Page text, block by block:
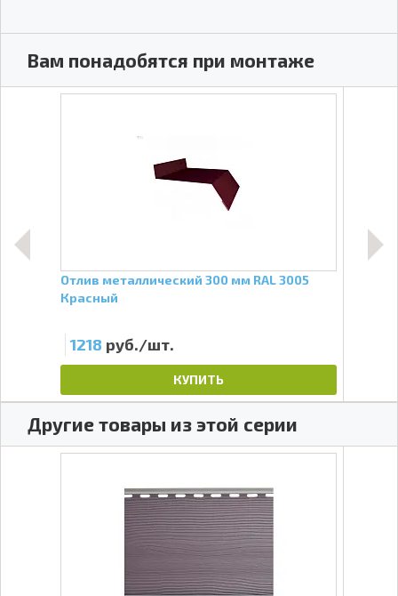
Вам понадобятся при монтаже
Отлив металлический 300 мм RAL 3005
Красный
1218 руб./шт.
КУПИТЬ
Другие товары из этой серии